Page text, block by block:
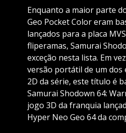
Enquanto a maior parte
Geo Pocket Color eram
lançados para a placa
fliperamas, Samurai
exceção nesta lista. Em
versão portátil de um dos
2D da série, este título é
Samurai Shodown 64:
jogo 3D da franquia
Hyper Neo Geo 64 da